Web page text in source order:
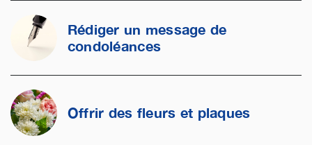
Rédiger un message de
condoléances
Offrir des fleurs et plaques